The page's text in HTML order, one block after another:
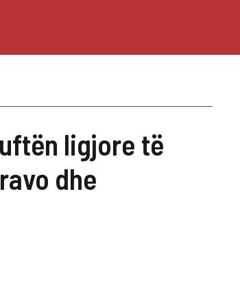
ligjore të
dhe